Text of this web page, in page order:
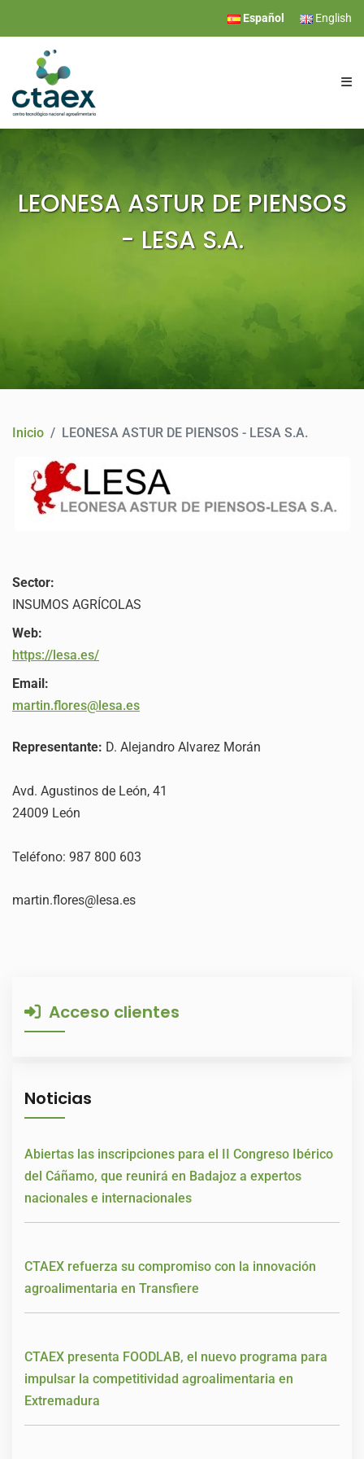
Español English
CTAEX
INVESTIGACIÓN
COMUNICACIÓN
CONTACTO
LEONESA ASTUR DE PIENSOS
- LESA S.A.
Inicio LEONESA ASTUR DE PIENSOS - LESA S.A.
Sector:
INSUMOS AGRÍCOLAS
Web:
https://lesa.es/
Email:
martin.flores@lesa.es
Representante: D. Alejandro Alvarez Morán
Avd. Agustinos de León, 41
24009 León
Teléfono: 987 800 603
martin.flores@lesa.es
Acceso clientes
Noticias
Abiertas las inscripciones para el II Congreso Ibérico
del Cáñamo, que reunirá en Badajoz a expertos
nacionales e internacionales
CTAEX refuerza su compromiso con la innovación
agroalimentaria en Transfiere
CTAEX presenta FOODLAB, el nuevo programa para
impulsar la competitividad agroalimentaria en
Extremadura